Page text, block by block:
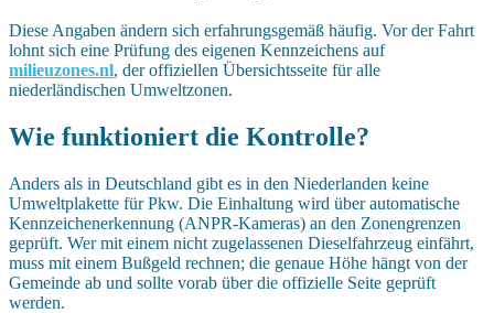
Diese Angaben ändern sich erfahrungsgemäß häufig. Vor der Fahrt
lohnt sich eine Prüfung des eigenen Kennzeichens auf
milieuzones.nl, der offiziellen Übersichtsseite für alle
niederländischen Umweltzonen.
Wie funktioniert die Kontrolle?
Anders als in Deutschland gibt es in den Niederlanden keine
Umweltplakette für Pkw. Die Einhaltung wird über automatische
Kennzeichenerkennung (ANPR-Kameras) an den Zonengrenzen
geprüft. Wer mit einem nicht zugelassenen Dieselfahrzeug einfährt,
muss mit einem Bußgeld rechnen; die genaue Höhe hängt von der
Gemeinde ab und sollte vorab über die offizielle Seite geprüft
werden.